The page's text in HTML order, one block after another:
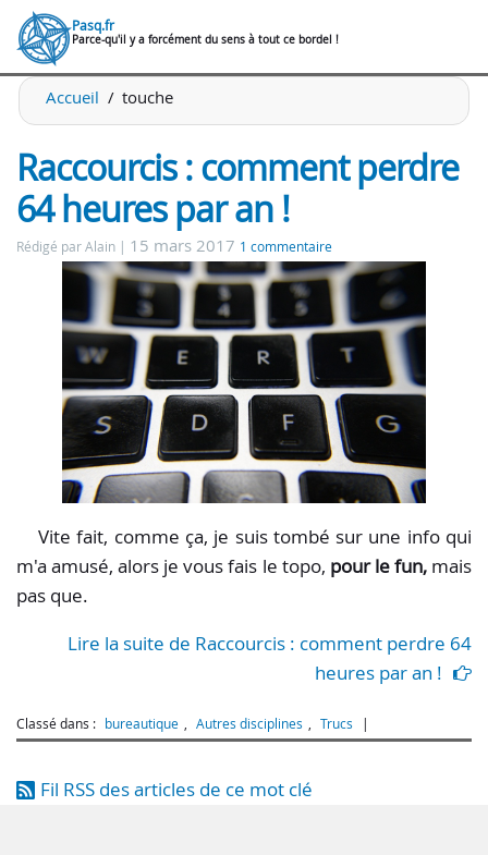
Pasq.fr
Parce-qu'il y a forcément du sens à tout ce bordel !
Accueil touche
Raccourcis : comment perdre
64 heures par an !
Rédigé par Alain 15 mars 2017 1 commentaire
Vite fait, comme ça, je suis tombé sur une info qui
m'a amusé, alors je vous fais le topo, pour le fun,mais
pas que.
Lire la suite de Raccourcis : comment perdre 64
heures par an !
Classé dans : bureautique , Autres disciplines , Trucs
Fil RSS des articles de ce mot clé